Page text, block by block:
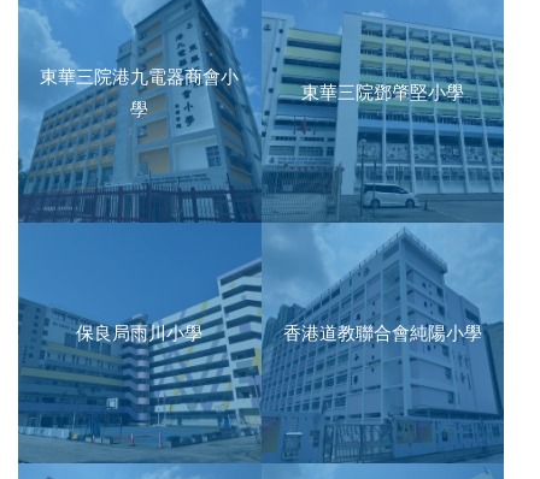
東華三院港九電器商會小
學
東華三院鄧肇堅小學
保良局雨川小學 香港道教聯合會純陽小學